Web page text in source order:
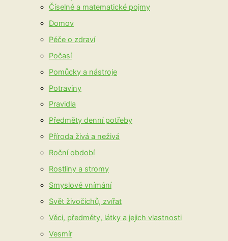
Číselné a matematické pojmy
Domov
Péče o zdraví
Počasí
Pomůcky a nástroje
Potraviny
Pravidla
Předměty denní potřeby
Příroda živá a neživá
Roční období
Rostliny a stromy
Smyslové vnímání
Svět živočichů, zvířat
Věci, předměty, látky a jejich vlastnosti
Vesmír